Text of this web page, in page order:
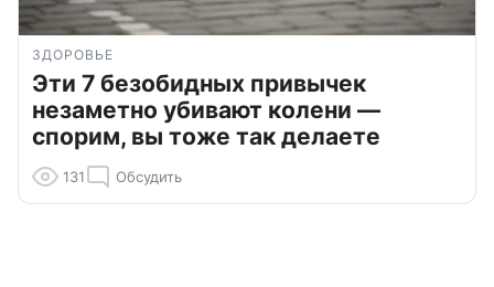
ЗДОРОВЬЕ
Эти 7 безобидных привычек
незаметно убивают колени —
спорим, вы тоже так делаете
131 Обсудить